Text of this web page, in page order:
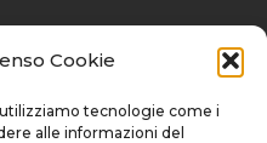
Cookie
tecnologie come i
alle informazioni del